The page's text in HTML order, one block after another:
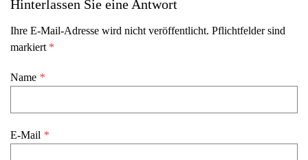
Hinterlassen Sie eine Antwort
Ihre E-Mail-Adresse wird nicht veröffentlicht. Pflichtfelder sind
markiert *
Name *
E-Mail *